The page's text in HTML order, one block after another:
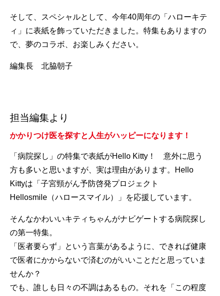
そして、スペシャルとして、今年40周年の「ハローキテ
ィ」に表紙を飾っていただきました。特集もありますの
で、夢のコラボ、お楽しみください。
編集長 北脇朝子
担当編集より
かかりつけ医を探すと人生がハッピーになります！
「病院探し」の特集で表紙がHello Kitty！ 意外に思う
方も多いと思いますが、実は理由があります。Hello
Kittyは「子宮頸がん予防啓発プロジェクト
Hellosmile（ハロースマイル）」を応援しています。
そんなかわいいキティちゃんがナビゲートする病院探し
の第一特集。
「医者要らず」という言葉があるように、できれば健康
で医者にかからないで済むのがいいことだと思っていま
せんか？
でも、誰しも日々の不調はあるもの。それを「この程度